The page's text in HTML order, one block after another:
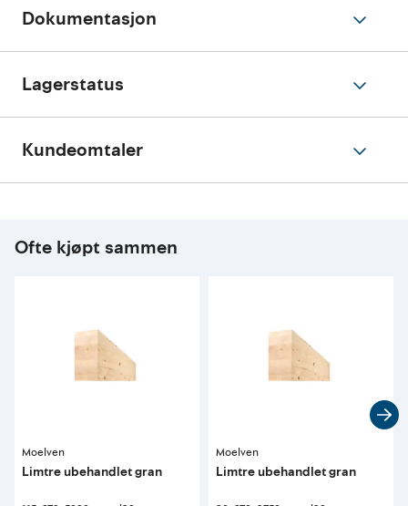
Dokumentasjon
Lagerstatus
Kundeomtaler
Ofte kjøpt sammen
Moelven
Limtre ubehandlet gran
Moelven
Limtre ubehandlet gran